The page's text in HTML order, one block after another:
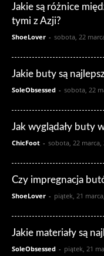
Jakie są różnice
tymi z Azji?
ShoeLover - sobota, 22
Jakie buty są
SoleObsessed - sobota, 22
Jak wyglądały buty
ChicFoot - sobota, 22 marca,
Czy impregnacja
ShoeLover - piątek, 21
Jakie materiały są
SoleObsessed - piątek, 21